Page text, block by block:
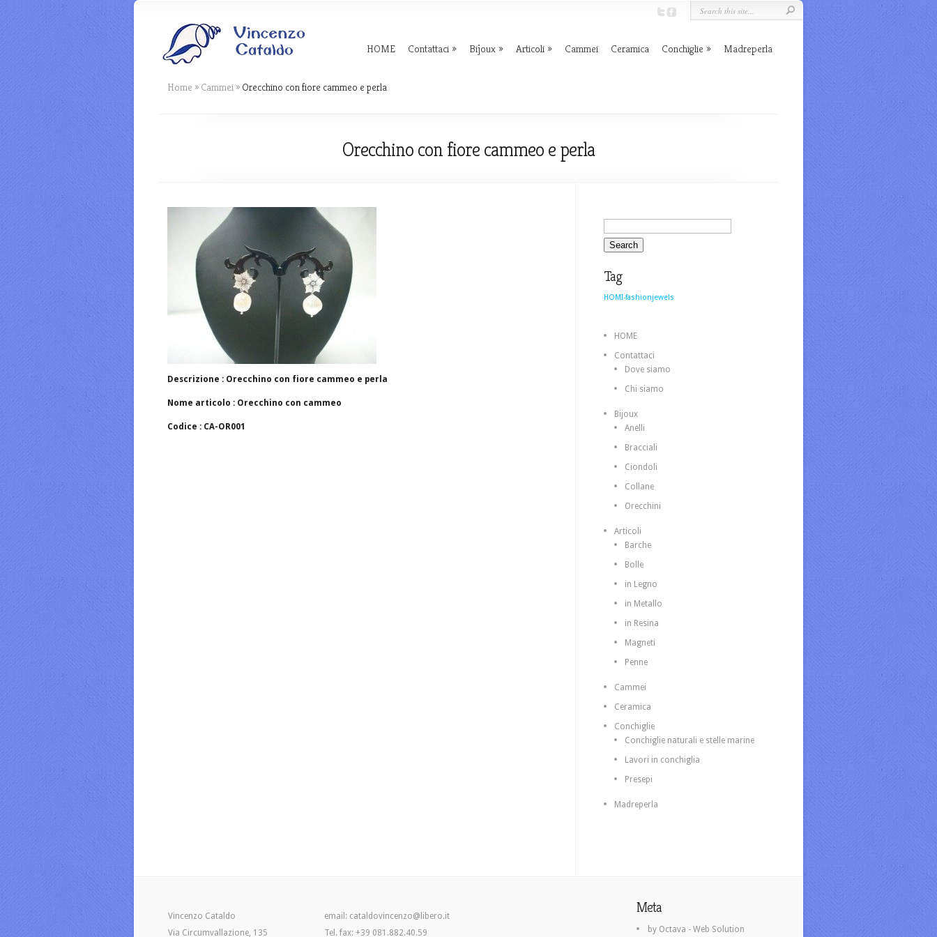
HOME Contattaci Bijoux Articoli Cammei Ceramica Conchiglie Madreperla
Home » Cammei » Orecchino con fiore cammeo e perla
Orecchino con fiore cammeo e perla
Descrizione : Orecchino con fiore cammeo e perla
Nome articolo : Orecchino con cammeo
Codice : CA-OR001
Tag
HOMI-fashionjewels
HOME
Contattaci
Dove siamo
Chi siamo
Bijoux
Anelli
Bracciali
Ciondoli
Collane
Orecchini
Articoli
Barche
Bolle
in Legno
in Metallo
in Resina
Magneti
Penne
Cammei
Ceramica
Conchiglie
Conchiglie naturali e stelle marine
Lavori in conchiglia
Presepi
Madreperla
Vincenzo Cataldo
Via Circumvallazione, 135
email: cataldovincenzo@libero.it
Tel. fax: +39 081.882.40.59
Meta
by Octava - Web Solution